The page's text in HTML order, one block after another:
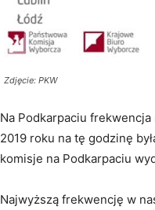
Zdjęcie: PKW
Na Podkarpaciu
2019 roku na tę godzinę
komisje na Podkarpaciu
Najwyższą frekwencję w